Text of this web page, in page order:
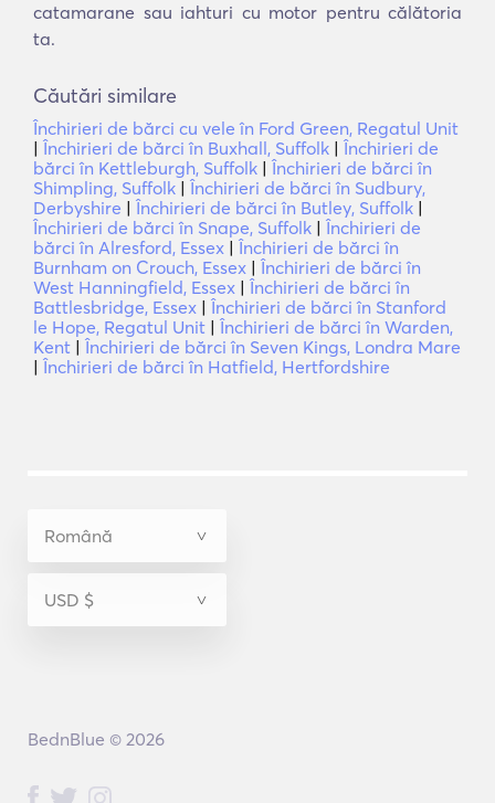
catamarane sau iahturi cu motor pentru călătoria
ta.
Căutări similare
Închirieri de bărci cu vele în Ford Green, Regatul Unit
| Închirieri de bărci în Buxhall, Suffolk | Închirieri de
bărci în Kettleburgh, Suffolk | Închirieri de bărci în
Shimpling, Suffolk | Închirieri de bărci în Sudbury,
Derbyshire | Închirieri de bărci în Butley, Suffolk |
Închirieri de bărci în Snape, Suffolk | Închirieri de
bărci în Alresford, Essex | Închirieri de bărci în
Burnham on Crouch, Essex | Închirieri de bărci în
West Hanningfield, Essex | Închirieri de bărci în
Battlesbridge, Essex | Închirieri de bărci în Stanford
le Hope, Regatul Unit | Închirieri de bărci în Warden,
Kent | Închirieri de bărci în Seven Kings, Londra Mare
| Închirieri de bărci în Hatfield, Hertfordshire
BednBlue © 2026